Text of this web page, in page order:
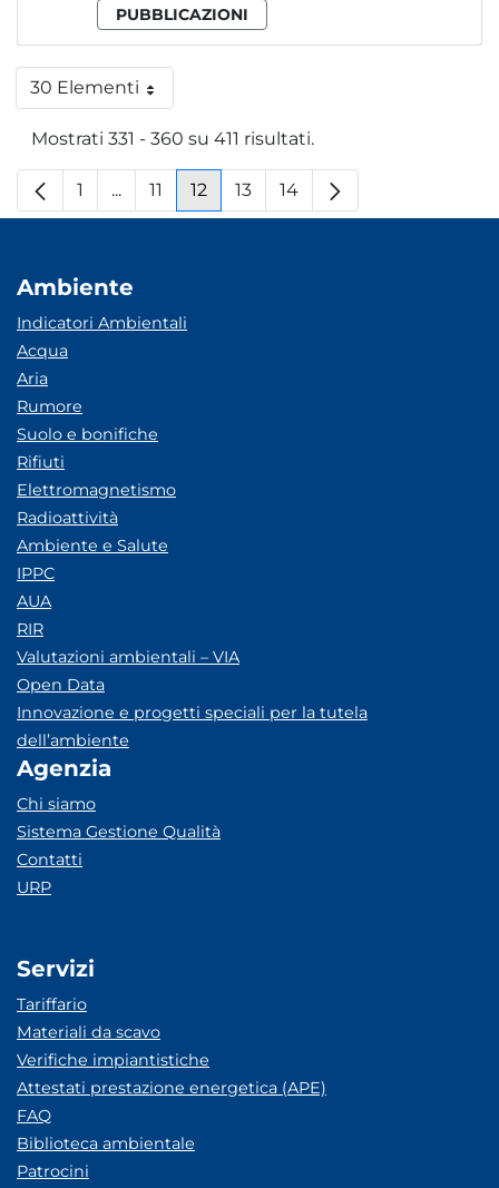
PUBBLICAZIONI
30 ElementiPer pagina
Mostrati 331 - 360 su 411 risultati.
Pagina
1 ...Pagine intermedie
Pagina
11 Pagina
12 Pagina
13 Pagina
14
Ambiente
Indicatori Ambientali
Acqua
Aria
Rumore
Suolo e bonifiche
Rifiuti
Elettromagnetismo
Radioattività
Ambiente e Salute
IPPC
AUA
RIR
Valutazioni ambientali – VIA
Open Data
Innovazione e progetti speciali per la tutela
dell’ambiente
Agenzia
Chi siamo
Sistema Gestione Qualità
Contatti
URP
Servizi
Tariffario
Materiali da scavo
Verifiche impiantistiche
Attestati prestazione energetica (APE)
FAQ
Biblioteca ambientale
Patrocini